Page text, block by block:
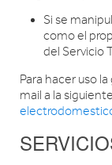
Si se
como el
del Servicio
Para hacer uso
mail a la